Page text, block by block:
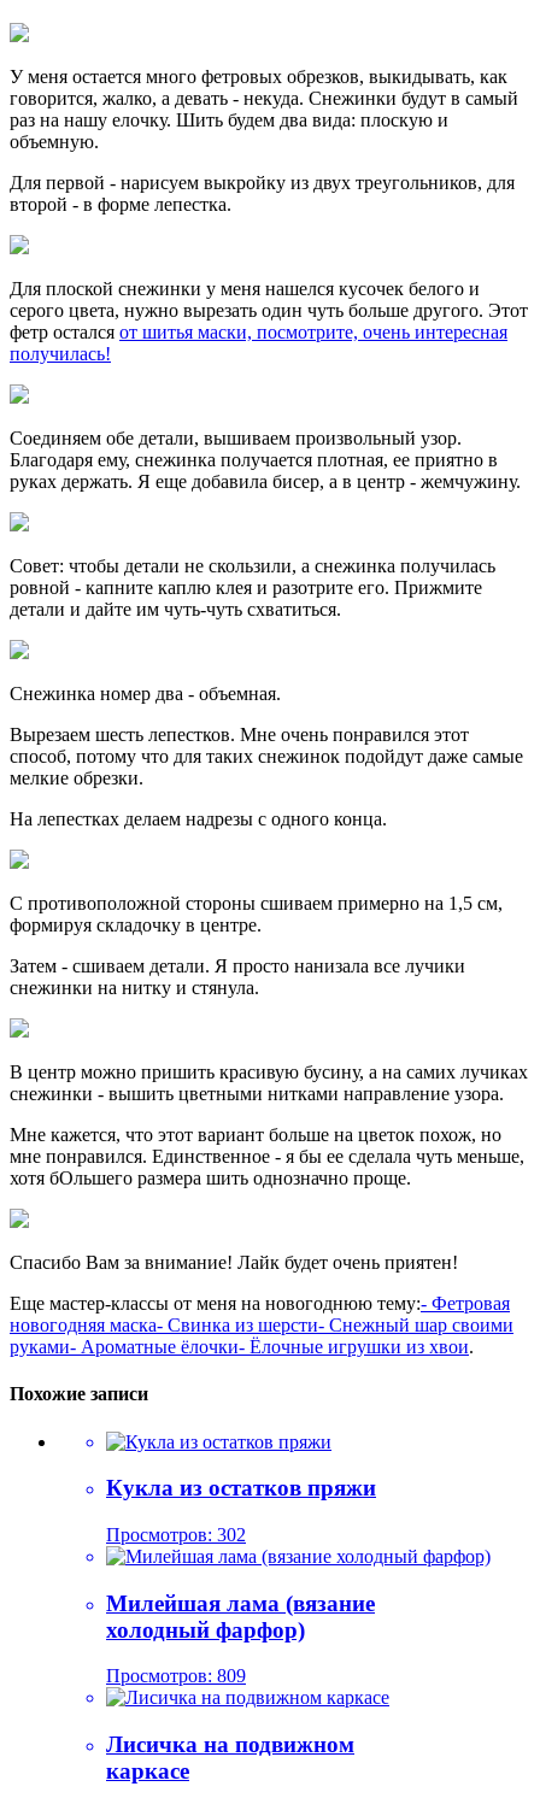
У меня остается много фетровых обрезков, выкидывать, как
говорится, жалко, а девать - некуда. Снежинки будут в самый
раз на нашу елочку. Шить будем два вида: плоскую и
объемную.
Для первой - нарисуем выкройку из двух треугольников, для
второй - в форме лепестка.
Для плоской снежинки у меня нашелся кусочек белого и
серого цвета, нужно вырезать один чуть больше другого. Этот
фетр остался от шитья маски, посмотрите, очень интересная
получилась!
Соединяем обе детали, вышиваем произвольный узор.
Благодаря ему, снежинка получается плотная, ее приятно в
руках держать. Я еще добавила бисер, а в центр - жемчужину.
Совет: чтобы детали не скользили, а снежинка получилась
ровной - капните каплю клея и разотрите его. Прижмите
детали и дайте им чуть-чуть схватиться.
Снежинка номер два - объемная.
Вырезаем шесть лепестков. Мне очень понравился этот
способ, потому что для таких снежинок подойдут даже самые
мелкие обрезки.
На лепестках делаем надрезы с одного конца.
С противоположной стороны сшиваем примерно на 1,5 см,
формируя складочку в центре.
Затем - сшиваем детали. Я просто нанизала все лучики
снежинки на нитку и стянула.
В центр можно пришить красивую бусину, а на самих лучиках
снежинки - вышить цветными нитками направление узора.
Мне кажется, что этот вариант больше на цветок похож, но
мне понравился. Единственное - я бы ее сделала чуть меньше,
хотя бОльшего размера шить однозначно проще.
Спасибо Вам за внимание! Лайк будет очень приятен!
Еще мастер-классы от меня на новогоднюю тему:- Фетровая
новогодняя маска- Свинка из шерсти- Снежный шар своими
руками- Ароматные ёлочки- Ёлочные игрушки из хвои.
Похожие записи
Кукла из остатков пряжи
Просмотров: 302
Милейшая лама (вязание
холодный фарфор)
Просмотров: 809
Лисичка на подвижном
каркасе